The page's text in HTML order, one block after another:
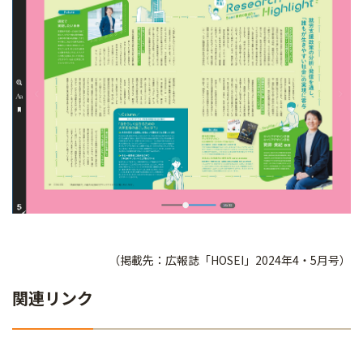
（掲載先：広報誌「HOSEI」2024年4・5月号）
関連リンク